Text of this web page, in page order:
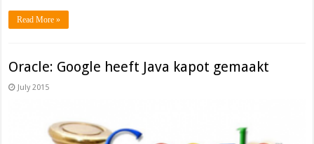
Read More »
Oracle: Google heeft Java kapot gemaakt
July 2015